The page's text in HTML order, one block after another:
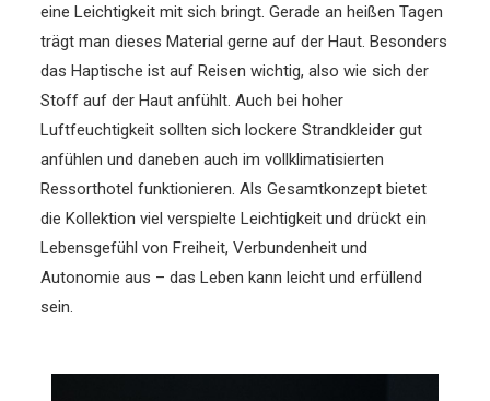
eine Leichtigkeit mit sich bringt. Gerade an heißen Tagen
trägt man dieses Material gerne auf der Haut. Besonders
das Haptische ist auf Reisen wichtig, also wie sich der
Stoff auf der Haut anfühlt. Auch bei hoher
Luftfeuchtigkeit sollten sich lockere Strandkleider gut
anfühlen und daneben auch im vollklimatisierten
Ressorthotel funktionieren. Als Gesamtkonzept bietet
die Kollektion viel verspielte Leichtigkeit und drückt ein
Lebensgefühl von Freiheit, Verbundenheit und
Autonomie aus – das Leben kann leicht und erfüllend
sein.